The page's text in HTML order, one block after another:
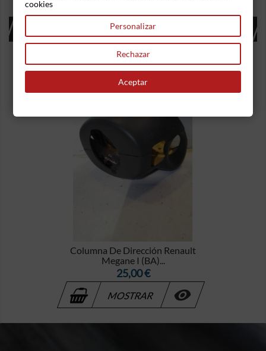
16 OTROS PRODUCTOS EN LA MISMA
CATEGORÍA:
Columna De Dirección Renault
Megane I (BA)...
Precio
25,00 €
MOSTRAR 
cookies
Personalizar
Rechazar
Aceptar